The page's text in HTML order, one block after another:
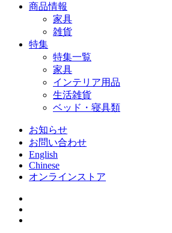
商品情報
家具
雑貨
特集
特集一覧
家具
インテリア用品
生活雑貨
ベッド・寝具類
お知らせ
お問い合わせ
English
Chinese
オンラインストア